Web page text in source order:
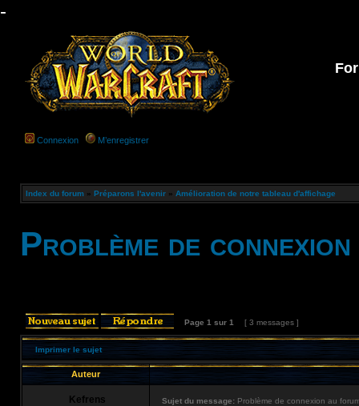
-
Connexion M’enregistrer
Index du forum » Préparons l'avenir » Amélioration de notre tableau d'affichage
Problème de
Page 1 sur 1 [ 3 messages ]
Imprimer le sujet
Auteur
Kefrens Sujet du message: Problème de connexion au